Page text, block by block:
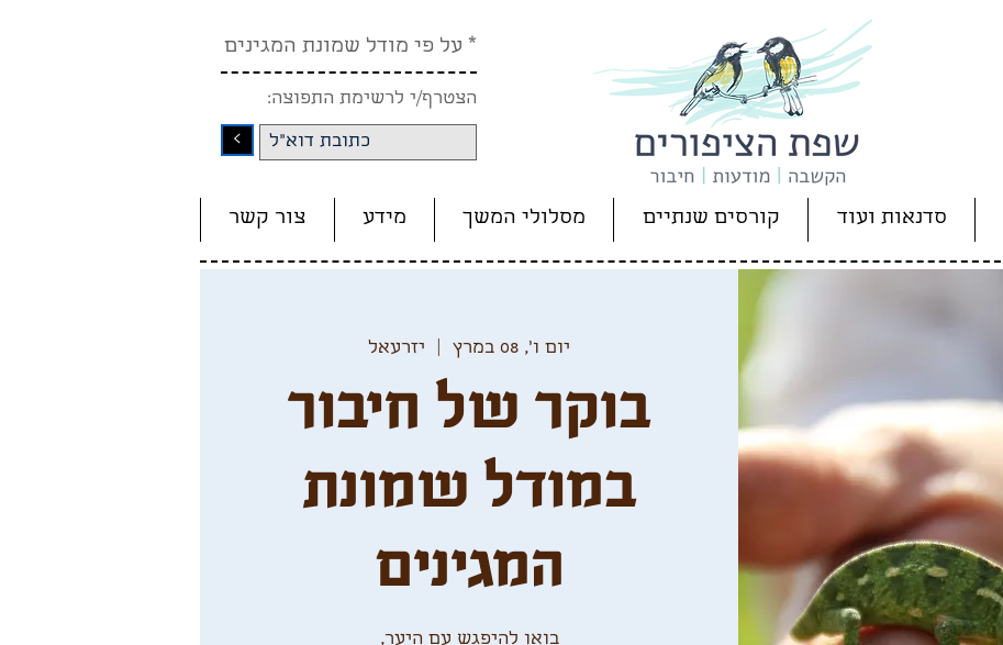
* על פי מודל שמונת המגינים
הצטרף/י לרשימת התפוצה:
<
סדנאות ועוד קורסים שנתיים מסלולי המשך מידע צור קשר
יום ו׳, 08 במרץ יזרעאל
בוקר של חיבור
במודל שמונת
המגינים